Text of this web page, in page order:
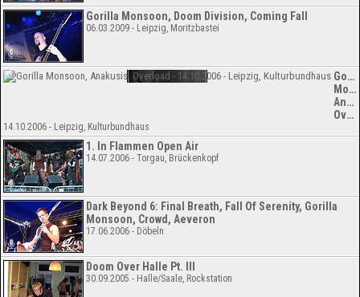
Gorilla Monsoon, Doom Division, Coming Fall
06.03.2009 - Leipzig, Moritzbastei
Overload
14.10.2006 - Leipzig, Kulturbundhaus
1. In Flammen Open Air
14.07.2006 - Torgau, Brückenkopf
Dark Beyond 6: Final Breath, Fall Of Serenity, Gorilla
Monsoon, Crowd, Aeveron
17.06.2006 - Döbeln
Doom Over Halle Pt. III
30.09.2005 - Halle/Saale, Rockstation